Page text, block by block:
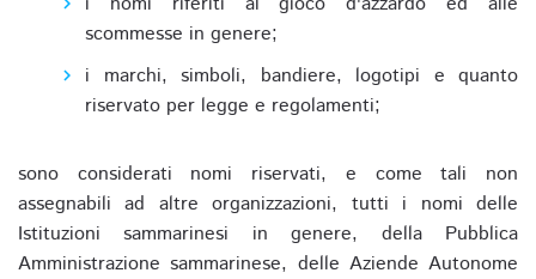
scommesse in genere;
i marchi, simboli, bandiere, logotipi e quanto
riservato per legge e regolamenti;
sono considerati nomi riservati, e come tali non
assegnabili ad altre organizzazioni, tutti i nomi delle
Istituzioni sammarinesi in genere, della Pubblica
Amministrazione sammarinese, delle Aziende Autonome